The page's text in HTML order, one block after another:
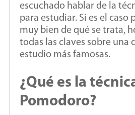
escuchado hablar de la
para estudiar. Si es el caso
muy bien de qué se trata,
todas las claves sobre una
estudio más famosas.
¿Qué es la
Pomodoro?